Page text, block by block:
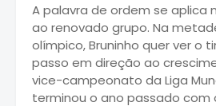
A palavra de ordem se aplica
ao renovado grupo. Na
olímpico, Bruninho quer ver o
passo em direção ao
vice-campeonato da Liga
terminou o ano passado